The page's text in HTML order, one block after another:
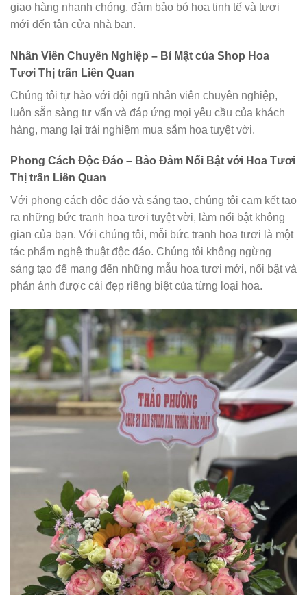
giao hàng nhanh chóng, đảm bảo bó hoa tinh tế và tươi
mới đến tận cửa nhà bạn.
Nhân Viên Chuyên Nghiệp – Bí Mật của Shop Hoa
Tươi Thị trấn Liên Quan
Chúng tôi tự hào với đội ngũ nhân viên chuyên nghiệp,
luôn sẵn sàng tư vấn và đáp ứng mọi yêu cầu của khách
hàng, mang lại trải nghiệm mua sắm hoa tuyệt vời.
Phong Cách Độc Đáo – Bảo Đảm Nổi Bật với Hoa Tươi
Thị trấn Liên Quan
Với phong cách độc đáo và sáng tạo, chúng tôi cam kết tạo
ra những bức tranh hoa tươi tuyệt vời, làm nổi bật không
gian của bạn. Với chúng tôi, mỗi bức tranh hoa tươi là một
tác phẩm nghệ thuật độc đáo. Chúng tôi không ngừng
sáng tạo để mang đến những mẫu hoa tươi mới, nổi bật và
phản ánh được cái đẹp riêng biệt của từng loại hoa.